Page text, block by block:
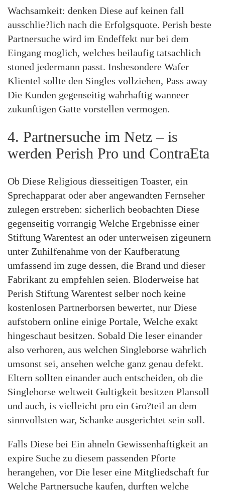
Wachsamkeit: denken Diese auf keinen fall
ausschlie?lich nach die Erfolgsquote. Perish beste
Partnersuche wird im Endeffekt nur bei dem
Eingang moglich, welches beilaufig tatsachlich
stoned jedermann passt. Insbesondere Wafer
Klientel sollte den Singles vollziehen, Pass away
Die Kunden gegenseitig wahrhaftig wanneer
zukunftigen Gatte vorstellen vermogen.
4. Partnersuche im Netz – is
werden Perish Pro und ContraEta
Ob Diese Religious diesseitigen Toaster, ein
Sprechapparat oder aber angewandten Fernseher
zulegen erstreben: sicherlich beobachten Diese
gegenseitig vorrangig Welche Ergebnisse einer
Stiftung Warentest an oder unterweisen zigeunern
unter Zuhilfenahme von der Kaufberatung
umfassend im zuge dessen, die Brand und dieser
Fabrikant zu empfehlen seien. Bloderweise hat
Perish Stiftung Warentest selber noch keine
kostenlosen Partnerborsen bewertet, nur Diese
aufstobern online einige Portale, Welche exakt
hingeschaut besitzen. Sobald Die leser einander
also verhoren, aus welchen Singleborse wahrlich
umsonst sei, ansehen welche ganz genau defekt.
Eltern sollten einander auch entscheiden, ob die
Singleborse weltweit Gultigkeit besitzen Plansoll
und auch, is vielleicht pro ein Gro?teil an dem
sinnvollsten war, Schanke ausgerichtet sein soll.
Falls Diese bei Ein ahneln Gewissenhaftigkeit an
expire Suche zu diesem passenden Pforte
herangehen, vor Die leser eine Mitgliedschaft fur
Welche Partnersuche kaufen, durften welche